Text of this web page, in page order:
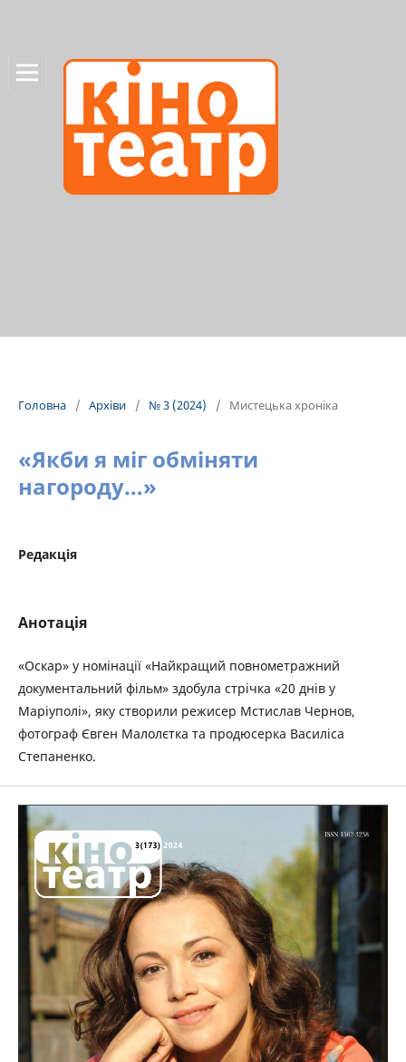
Головна / Архіви / № 3 (2024) / Мистецька хроніка
«Якби я міг обміняти
нагороду…»
Редакція
Анотація
«Оскар» у номінації «Найкращий повнометражний
документальний фільм» здобула стрічка «20 днів у
Маріуполі», яку створили режисер Мстислав Чернов,
фотограф Євген Малолєтка та продюсерка Василіса
Степаненко.